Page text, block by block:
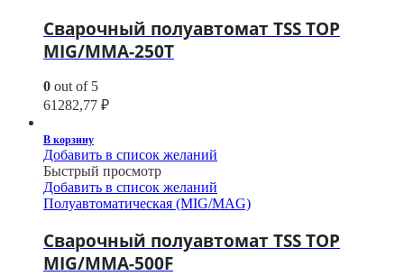
Сварочный полуавтомат TSS TOP
MIG/MMA-250T
0 out of 5
61282,77 ₽
В корзину
Добавить в список желаний
Быстрый просмотр
Добавить в список желаний
Полуавтоматическая (MIG/MAG)
Сварочный полуавтомат TSS TOP
MIG/MMA-500F